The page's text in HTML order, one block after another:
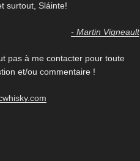
surtout, Sláinte!
- Martin Vigneault
pas à me contacter pour toute
et/ou commentaire !